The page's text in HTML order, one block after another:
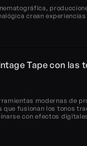
crean
Tape con las
modernas de
fusionan los tonos
con efectos